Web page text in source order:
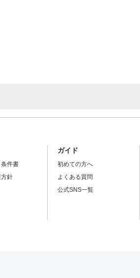
件書
針
ガイド
初めての方へ
よくある質問
公式SNS一覧